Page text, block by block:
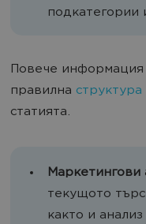
Повече информация
правилна структура
статията.
Маркетингови
текущото
както и